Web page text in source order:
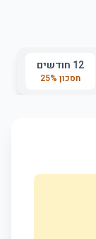
12 חודשים
חסכון 25%